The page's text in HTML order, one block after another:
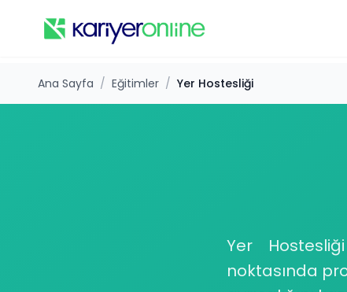
Ana Sayfa / Eğitimler / Yer Hostesliği
Yer
noktasında